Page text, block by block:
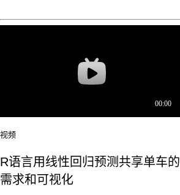
视频
R语言用线性回归预测共享单车的
需求和可视化